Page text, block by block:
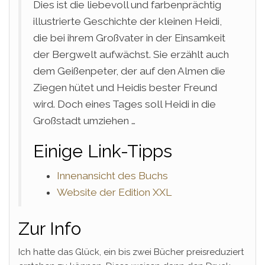
Dies ist die liebevoll und farbenprächtig
illustrierte Geschichte der kleinen Heidi,
die bei ihrem Großvater in der Einsamkeit
der Bergwelt aufwächst. Sie erzählt auch
dem Geißenpeter, der auf den Almen die
Ziegen hütet und Heidis bester Freund
wird. Doch eines Tages soll Heidi in die
Großstadt umziehen …
Einige Link-Tipps
Innenansicht des Buchs
Website der Edition XXL
Zur Info
Ich hatte das Glück, ein bis zwei Bücher preisreduziert